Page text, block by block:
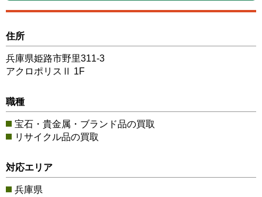
住所
兵庫県姫路市野里311-3
アクロポリスⅡ 1F
職種
宝石・貴金属・ブランド品の買取
リサイクル品の買取
対応エリア
兵庫県